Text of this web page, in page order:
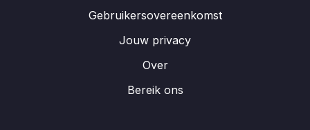
Gebruikersovereenkomst
Jouw privacy
Over
Bereik ons